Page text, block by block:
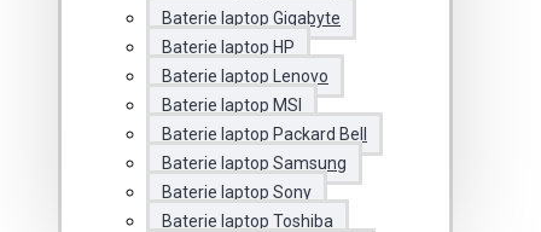
Baterie laptop Gigabyte
Baterie laptop HP
Baterie laptop Lenovo
Baterie laptop MSI
Baterie laptop Packard Bell
Baterie laptop Samsung
Baterie laptop Sony
Baterie laptop Toshiba